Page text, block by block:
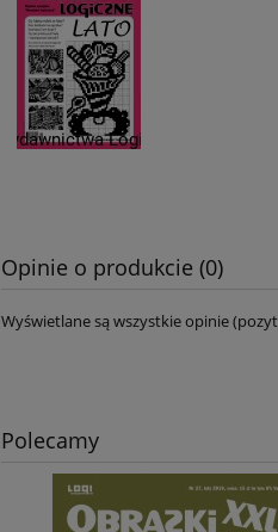
Opinie o produkcie (0)
Wyświetlane są wszystkie opinie
Polecamy